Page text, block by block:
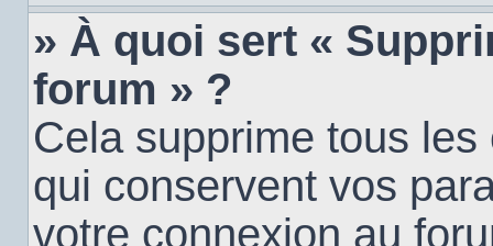
» À quoi sert «
forum » ?
Cela supprime tous
qui conservent vos
votre connexion au